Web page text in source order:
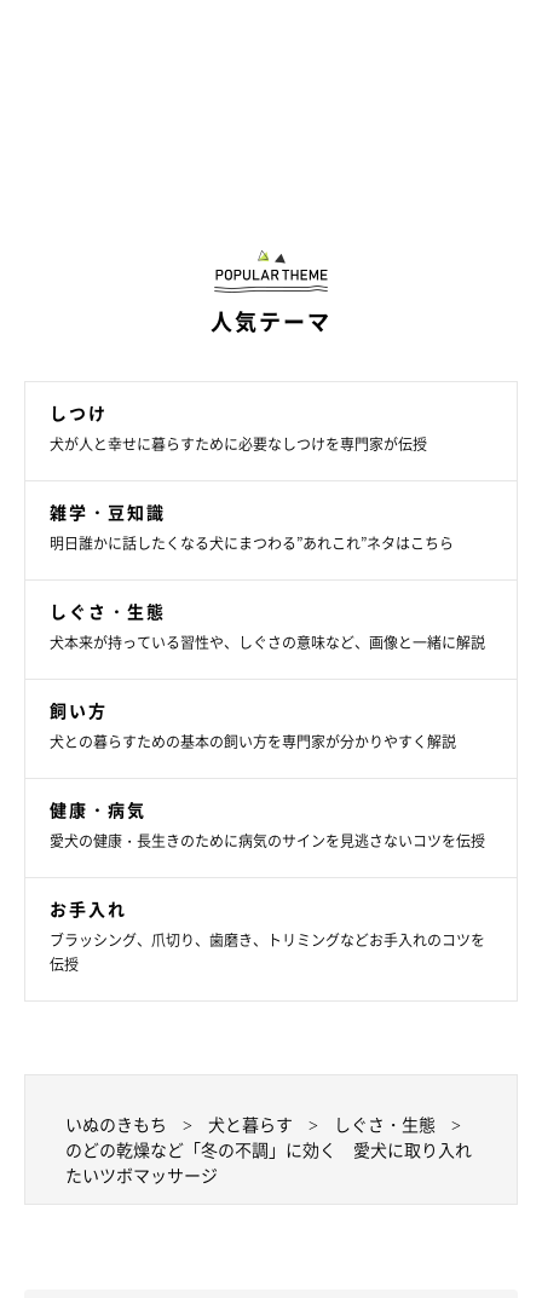
STEP 2. 耳のつけ根（耳門）に向かってゆっくりスライ
ドさせる
そのまま親指を耳門に向かってスライドしてマッサージ。耳門ま
で来たら、2～3秒押して刺激しましょう。
人気テーマ
しつけ
犬が人と幸せに暮らすために必要なしつけを専門家が伝授
雑学・豆知識
明日誰かに話したくなる犬にまつわる”あれこれ”ネタはこちら
しぐさ・生態
犬本来が持っている習性や、しぐさの意味など、画像と一緒に解説
飼い方
犬との暮らすための基本の飼い方を専門家が分かりやすく解説
健康・病気
愛犬の健康・長生きのために病気のサインを見逃さないコツを伝授
お手入れ
ブラッシング、爪切り、歯磨き、トリミングなどお手入れのコツを
伝授
いぬのきもち 犬と暮らす
しぐさ・生態
のどの乾燥など「冬の不調」に効く 愛犬に取り入れ
たいツボマッサージ